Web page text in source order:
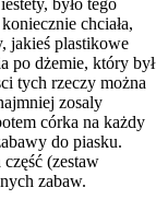
było tego
chciała,
jakieś plastikowe
po dżemie, który był
tych rzeczy można
zosaly
córka na każdy
do piasku.
część (zestaw
zabaw.